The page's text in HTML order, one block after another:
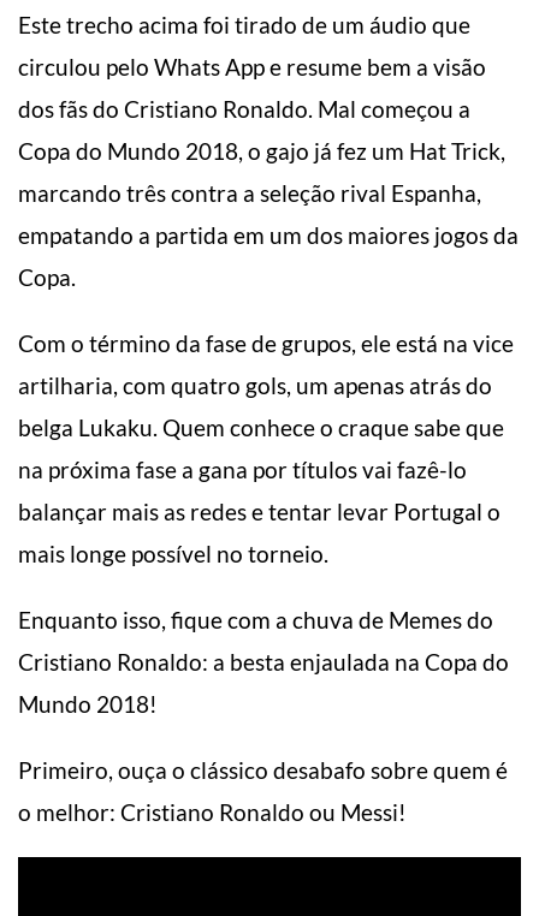
Este trecho acima foi tirado de um áudio que
circulou pelo Whats App e resume bem a visão
dos fãs do Cristiano Ronaldo. Mal começou a
Copa do Mundo 2018, o gajo já fez um Hat Trick,
marcando três contra a seleção rival Espanha,
empatando a partida em um dos maiores jogos da
Copa.
Com o término da fase de grupos, ele está na vice
artilharia, com quatro gols, um apenas atrás do
belga Lukaku. Quem conhece o craque sabe que
na próxima fase a gana por títulos vai fazê-lo
balançar mais as redes e tentar levar Portugal o
mais longe possível no torneio.
Enquanto isso, fique com a chuva de Memes do
Cristiano Ronaldo: a besta enjaulada na Copa do
Mundo 2018!
Primeiro, ouça o clássico desabafo sobre quem é
o melhor: Cristiano Ronaldo ou Messi!